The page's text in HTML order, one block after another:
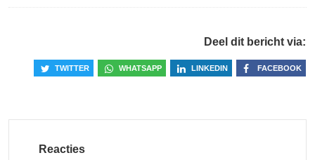
Deel dit bericht via:
FACEBOOK
LINKEDIN
WHATSAPP
TWITTER
Reacties